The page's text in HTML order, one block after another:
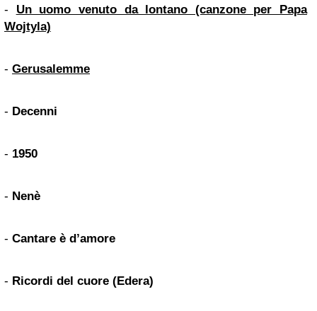
- Un uomo venuto da lontano (canzone per Papa
Wojtyla)
- Gerusalemme
- Decenni
- 1950
- Nenè
- Cantare è d’amore
- Ricordi del cuore (Edera)